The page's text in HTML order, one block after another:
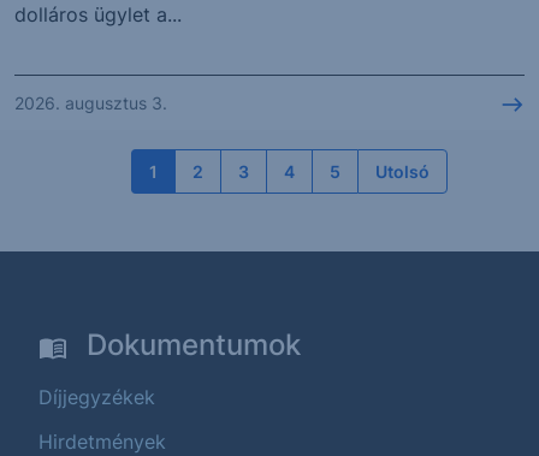
dolláros ügylet a...
2026. augusztus 3.
1 2 3 4 5 Utolsó
Dokumentumok
Díjjegyzékek
Hirdetmények